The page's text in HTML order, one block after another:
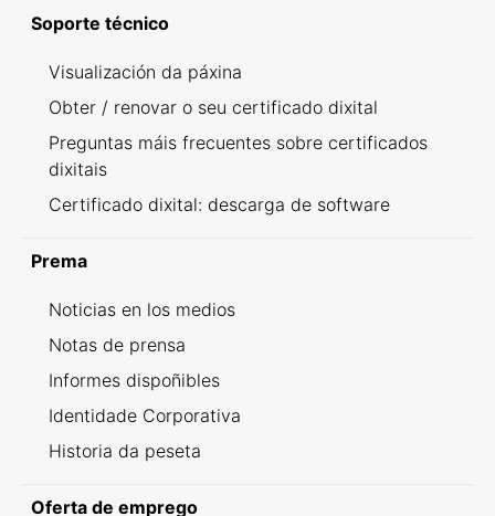
Soporte técnico
Visualización da páxina
Obter / renovar o seu certificado dixital
Preguntas máis frecuentes sobre certificados
dixitais
Certificado dixital: descarga de software
Prema
Noticias en los medios
Notas de prensa
Informes dispoñibles
Identidade Corporativa
Historia da peseta
Oferta de emprego